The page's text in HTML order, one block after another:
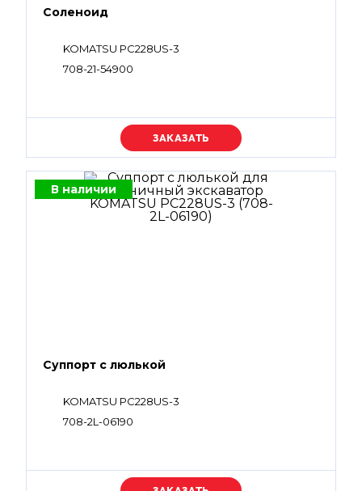
Соленоид
KOMATSU PC228US-3
708-21-54900
Уточняйте цену
В наличии
Суппорт с люлькой
KOMATSU PC228US-3
708-2L-06190